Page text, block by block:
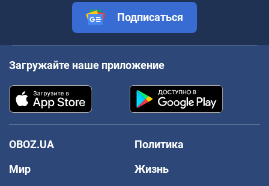
Подписаться
Загружайте наше приложение
OBOZ.UA
Политика
Мир
Жизнь